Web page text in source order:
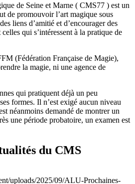
de Seine et Marne ( CMS77 ) est un
de promouvoir l’art magique sous
liens d’amitié et d’encourager des
qui s’intéressent à la pratique de
(Fédération Française de Magie),
la magie, ni une agence de
qui pratiquent déjà un peu
formes. Il n’est exigé aucun niveau
néanmoins demandé de montrer un
une période probatoire, un examen est
du CMS
uploads/2025/09/ALU-Prochaines-